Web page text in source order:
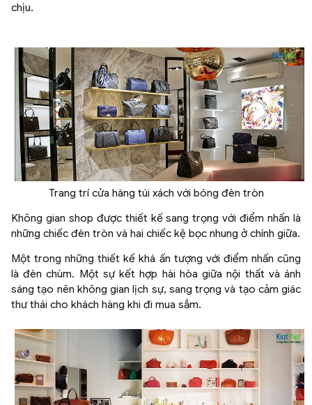
chịu.
Trang trí cửa hàng túi xách với bóng đèn tròn
Không gian shop được thiết kế sang trọng với điểm nhấn là
những chiếc đèn tròn và hai chiếc kệ bọc nhung ở chính giữa.
Một trong những thiết kế khá ấn tượng với điểm nhấn cũng
là đèn chùm. Một sự kết hợp hài hòa giữa nội thất và ánh
sáng tạo nên không gian lịch sự, sang trọng và tạo cảm giác
thư thái cho khách hàng khi đi mua sắm.